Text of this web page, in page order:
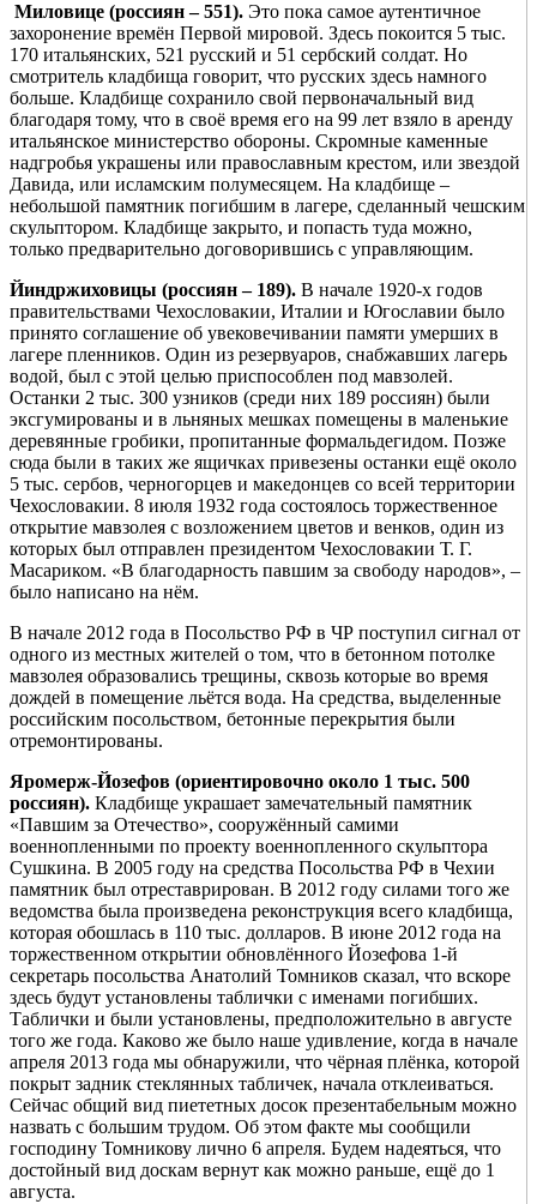
Миловице (россиян – 551). Это пока самое аутентичное
захоронение времён Первой мировой. Здесь покоится 5 тыс.
170 итальянских, 521 русский и 51 сербский солдат. Но
смотритель кладбища говорит, что русских здесь намного
больше. Кладбище сохранило свой первоначальный вид
благодаря тому, что в своё время его на 99 лет взяло в аренду
итальянское министерство обороны. Скромные каменные
надгробья украшены или православным крестом, или звездой
Давида, или исламским полумесяцем. На кладбище –
небольшой памятник погибшим в лагере, сделанный чешским
скульптором. Кладбище закрыто, и попасть туда можно,
только предварительно договорившись с управляющим.
Йиндржиховицы (россиян – 189). В начале 1920-х годов
правительствами Чехословакии, Италии и Югославии было
принято соглашение об увековечивании памяти умерших в
лагере пленников. Один из резервуаров, снабжавших лагерь
водой, был с этой целью приспособлен под мавзолей.
Останки 2 тыс. 300 узников (среди них 189 россиян) были
эксгумированы и в льняных мешках помещены в маленькие
деревянные гробики, пропитанные формальдегидом. Позже
сюда были в таких же ящичках привезены останки ещё около
5 тыс. сербов, черногорцев и македонцев со всей территории
Чехословакии. 8 июля 1932 года состоялось торжественное
открытие мавзолея с возложением цветов и венков, один из
которых был отправлен президентом Чехословакии Т. Г.
Масариком. «В благодарность павшим за свободу народов», –
было написано на нём.
В начале 2012 года в Посольство РФ в ЧР поступил сигнал от
одного из местных жителей о том, что в бетонном потолке
мавзолея образовались трещины, сквозь которые во время
дождей в помещение льётся вода. На средства, выделенные
российским посольством, бетонные перекрытия были
отремонтированы.
Яромерж-Йозефов (ориентировочно около 1 тыс. 500
россиян). Кладбище украшает замечательный памятник
«Павшим за Отечество», сооружённый самими
военнопленными по проекту военнопленного скульптора
Сушкина. В 2005 году на средства Посольства РФ в Чехии
памятник был отреставрирован. В 2012 году силами того же
ведомства была произведена реконструкция всего кладбища,
которая обошлась в 110 тыс. долларов. В июне 2012 года на
торжественном открытии обновлённого Йозефова 1-й
секретарь посольства Анатолий Томников сказал, что вскоре
здесь будут установлены таблички с именами погибших.
Таблички и были установлены, предположительно в августе
того же года. Каково же было наше удивление, когда в начале
апреля 2013 года мы обнаружили, что чёрная плёнка, которой
покрыт задник стеклянных табличек, начала отклеиваться.
Сейчас общий вид пиететных досок презентабельным можно
назвать с большим трудом. Об этом факте мы сообщили
господину Томникову лично 6 апреля. Будем надеяться, что
достойный вид доскам вернут как можно раньше, ещё до 1
августа.